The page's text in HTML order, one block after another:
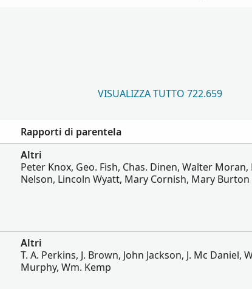
VISUALIZZA TUTTO 722.659
Rapporti di parentela
Altri
Peter Knox, Geo. Fish, Chas. Dinen, Walter Moran,
Nelson, Lincoln Wyatt, Mary Cornish, Mary Burton
Altri
T. A. Perkins, J. Brown, John Jackson, J. Mc Daniel,
Murphy, Wm. Kemp